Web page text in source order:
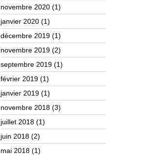
novembre 2020 (1)
janvier 2020 (1)
décembre 2019 (1)
novembre 2019 (2)
septembre 2019 (1)
février 2019 (1)
janvier 2019 (1)
novembre 2018 (3)
juillet 2018 (1)
juin 2018 (2)
mai 2018 (1)